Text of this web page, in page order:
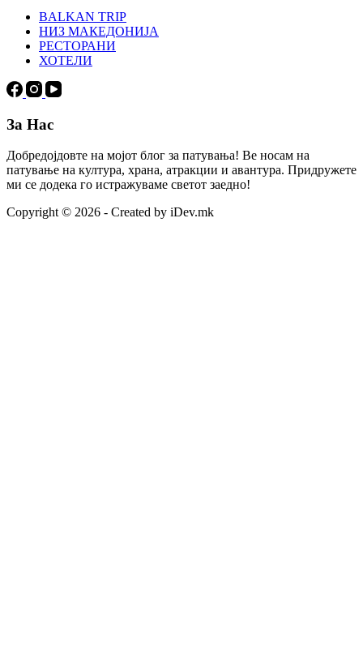
BALKAN TRIP
НИЗ МАКЕДОНИЈА
РЕСТОРАНИ
ХОТЕЛИ
За Нас
Добредојдовте на мојот блог за патувања! Ве носам на
патување на култура, храна, атракции и авантура. Придружете
ми се додека го истражуваме светот заедно!
Copyright © 2026 - Created by iDev.mk